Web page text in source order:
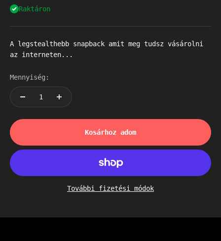
Raktáron
A legstealthebb snapback amit meg tudsz vásárolni
az interneten...
Mennyiség:
Kosárhoz adom
További fizetési módok